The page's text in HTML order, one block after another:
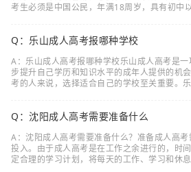
考生必须是中国公民，年满18周岁，具有初中
Q：乐山成人高考报哪种学校
A：乐山成人高考报哪种学校乐山成人高考是
步提升自己学历和知识水平的成年人提供的机
考的人来说，选择适合自己的学校至关重要。乐
Q：沈阳成人高考需要准备什么
A：沈阳成人高考需要准备什么？准备成人高
投入。由于成人高考是在工作之余进行的，时
定合理的学习计划，将每天的工作、学习和休息